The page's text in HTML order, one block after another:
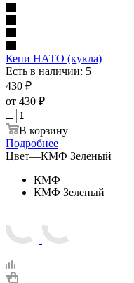
Кепи НАТО (кукла)
Есть в наличии: 5
430 ₽
от 430 ₽
В корзину
Подробнее
Цвет—КМФ Зеленый
КМФ
КМФ Зеленый